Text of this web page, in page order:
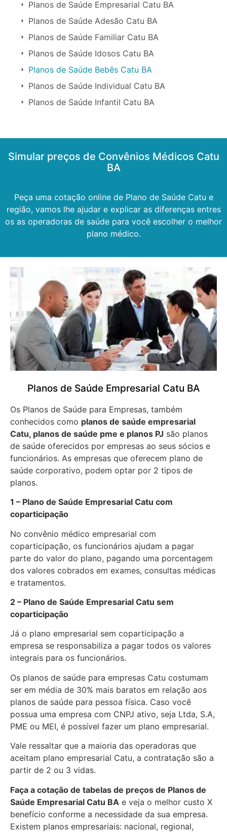
Planos de Saúde Empresarial Catu BA
Planos de Saúde Adesão Catu BA
Planos de Saúde Familiar Catu BA
Planos de Saúde Idosos Catu BA
Planos de Saúde Bebês Catu BA
Planos de Saúde Individual Catu BA
Planos de Saúde Infantil Catu BA
Simular preços de Convênios Médicos Catu
BA
Peça uma cotação online de Plano de Saúde Catu e
região, vamos lhe ajudar e explicar as diferenças entres
os as operadoras de saúde para você escolher o melhor
plano médico.
Planos de Saúde Empresarial Catu BA
Os Planos de Saúde para Empresas, também
conhecidos como planos de saúde empresarial
Catu, planos de saúde pme e planos PJ são planos
de saúde oferecidos por empresas ao seus sócios e
funcionários. As empresas que oferecem plano de
saúde corporativo, podem optar por 2 tipos de
planos.
1 – Plano de Saúde Empresarial Catu com
coparticipação
No convênio médico empresarial com
coparticipação, os funcionários ajudam a pagar
parte do valor do plano, pagando uma porcentagem
dos valores cobrados em exames, consultas médicas
e tratamentos.
2 – Plano de Saúde Empresarial Catu sem
coparticipação
Já o plano empresarial sem coparticipação a
empresa se responsabiliza a pagar todos os valores
integrais para os funcionários.
Os planos de saúde para empresas Catu costumam
ser em média de 30% mais baratos em relação aos
planos de saúde para pessoa física. Caso você
possua uma empresa com CNPJ ativo, seja Ltda, S.A,
PME ou MEI, é possível fazer um plano empresarial.
Vale ressaltar que a maioria das operadoras que
aceitam plano empresarial Catu, a contratação são a
partir de 2 ou 3 vidas.
Faça a cotação de tabelas de preços de Planos de
Saúde Empresarial Catu BA e veja o melhor custo X
benefício conforme a necessidade da sua empresa.
Existem planos empresariais: nacional, regional,